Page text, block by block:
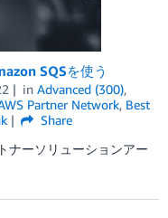
SQSを使う
in Advanced (300),
Partner Network, Best
Share
ナーソリューションアー